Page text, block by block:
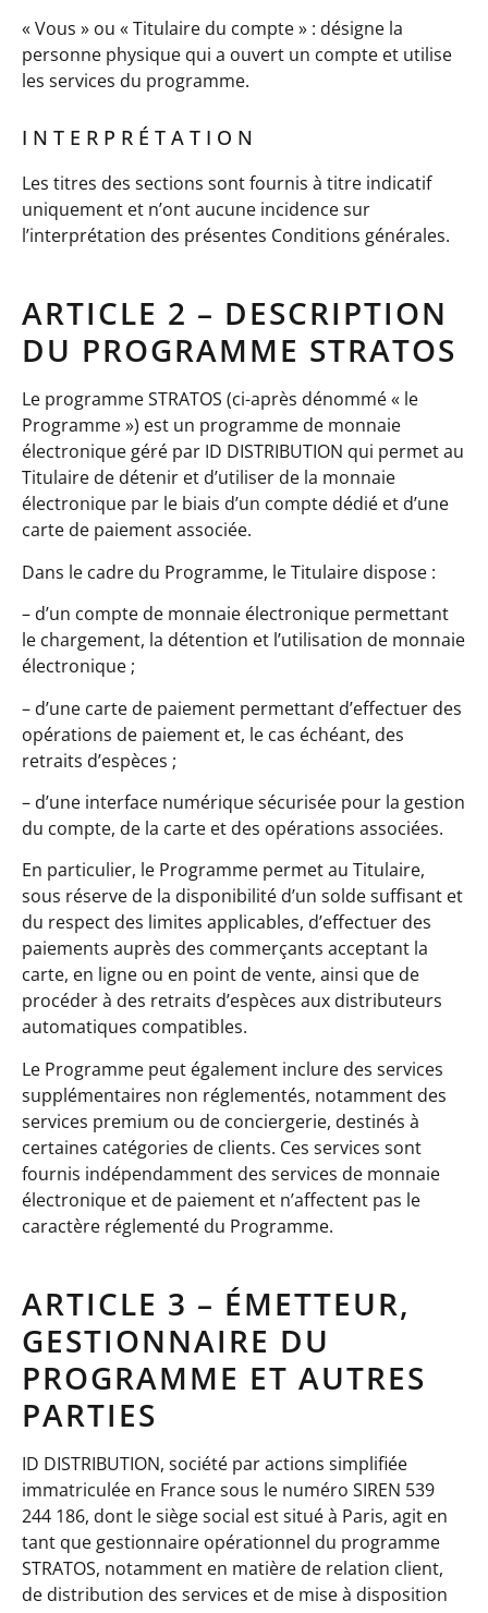
« Vous » ou « Titulaire du compte » : désigne la
personne physique qui a ouvert un compte et utilise
les services du programme.
INTERPRÉTATION
Les titres des sections sont fournis à titre indicatif
uniquement et n’ont aucune incidence sur
l’interprétation des présentes Conditions générales.
ARTICLE 2 – DESCRIPTION
DU PROGRAMME STRATOS
Le programme STRATOS (ci-après dénommé « le
Programme ») est un programme de monnaie
électronique géré par ID DISTRIBUTION qui permet au
Titulaire de détenir et d’utiliser de la monnaie
électronique par le biais d’un compte dédié et d’une
carte de paiement associée.
Dans le cadre du Programme, le Titulaire dispose :
– d’un compte de monnaie électronique permettant
le chargement, la détention et l’utilisation de monnaie
électronique ;
– d’une carte de paiement permettant d’effectuer des
opérations de paiement et, le cas échéant, des
retraits d’espèces ;
– d’une interface numérique sécurisée pour la gestion
du compte, de la carte et des opérations associées.
En particulier, le Programme permet au Titulaire,
sous réserve de la disponibilité d’un solde suffisant et
du respect des limites applicables, d’effectuer des
paiements auprès des commerçants acceptant la
carte, en ligne ou en point de vente, ainsi que de
procéder à des retraits d’espèces aux distributeurs
automatiques compatibles.
Le Programme peut également inclure des services
supplémentaires non réglementés, notamment des
services premium ou de conciergerie, destinés à
certaines catégories de clients. Ces services sont
fournis indépendamment des services de monnaie
électronique et de paiement et n’affectent pas le
caractère réglementé du Programme.
ARTICLE 3 – ÉMETTEUR,
GESTIONNAIRE DU
PROGRAMME ET AUTRES
PARTIES
ID DISTRIBUTION, société par actions simplifiée
immatriculée en France sous le numéro SIREN 539
244 186, dont le siège social est situé à Paris, agit en
tant que gestionnaire opérationnel du programme
STRATOS, notamment en matière de relation client,
de distribution des services et de mise à disposition